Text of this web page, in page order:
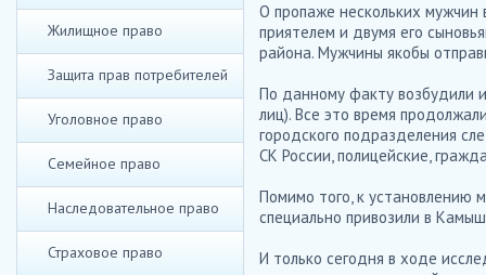
Жилищное право
Защита прав потребителей
Уголовное право
Семейное право
Наследовательное право
Страховое право
О пропаже нескольких
приятелем и двумя его
района. Мужчины якобы
По данному факту возбудили
лиц). Все это время
городского подразделения
СК России, полицейские,
Помимо того, к установлению
специально привозили в
И только сегодня в ходе